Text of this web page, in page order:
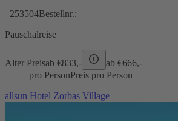
253504Bestellnr.:
Pauschalreise
Alter Preisab €833,- ab €666,-
pro PersonPreis pro Person
allsun Hotel Zorbas Village